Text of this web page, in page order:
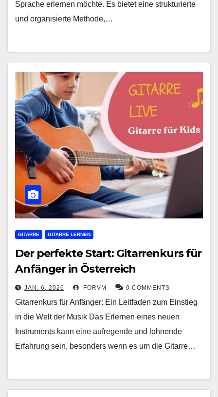
Sprache erlernen möchte. Es bietet eine strukturierte
und organisierte Methode,…
GITARRE GITARRE LERNEN
Der perfekte Start: Gitarrenkurs für
Anfänger in Österreich
JAN. 6, 2026 FORVM 0 COMMENTS
Gitarrenkurs für Anfänger: Ein Leitfaden zum Einstieg
in die Welt der Musik Das Erlernen eines neuen
Instruments kann eine aufregende und lohnende
Erfahrung sein, besonders wenn es um die Gitarre…